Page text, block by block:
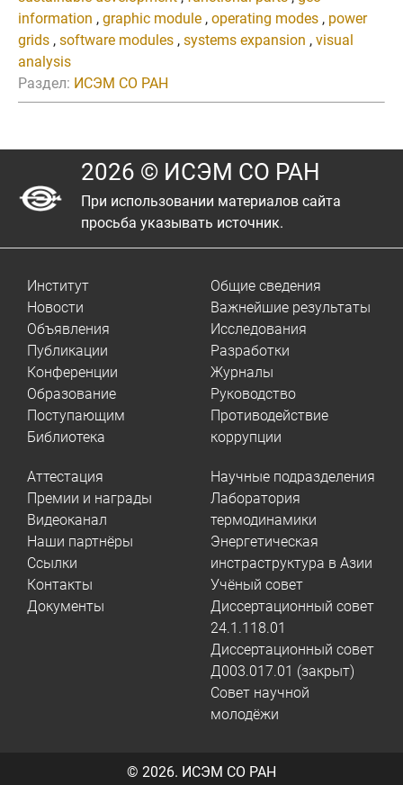
information , graphic module , operating modes , power
grids , software modules , systems expansion , visual
analysis
Раздел: ИСЭМ СО РАН
2026 © ИСЭМ СО РАН
При использовании материалов сайта
просьба указывать источник.
Институт
Новости
Объявления
Публикации
Конференции
Образование
Поступающим
Библиотека
Общие сведения
Важнейшие результаты
Исследования
Разработки
Журналы
Руководство
Противодействие
коррупции
Аттестация
Премии и награды
Видеоканал
Наши партнёры
Ссылки
Контакты
Документы
Научные подразделения
Лаборатория
термодинамики
Энергетическая
инстраструктура в Азии
Учёный совет
Диссертационный совет
24.1.118.01
Диссертационный совет
Д003.017.01 (закрыт)
Совет научной
молодёжи
© 2026. ИСЭМ СО РАН